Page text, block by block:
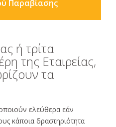
Παραβίασης
ή τρίτα
της Εταιρείας,
τα
ελεύθερα εάν
κάποια δραστηριότητα